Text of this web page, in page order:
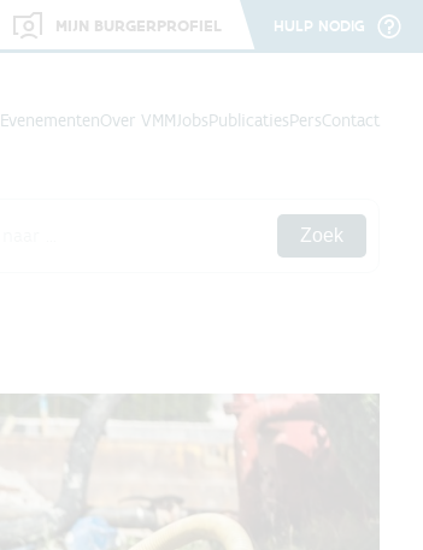
MIJN BURGERPROFIEL HULP NODIG
EvenementenOver VMMJobsPublicatiesPersContact
Zoek